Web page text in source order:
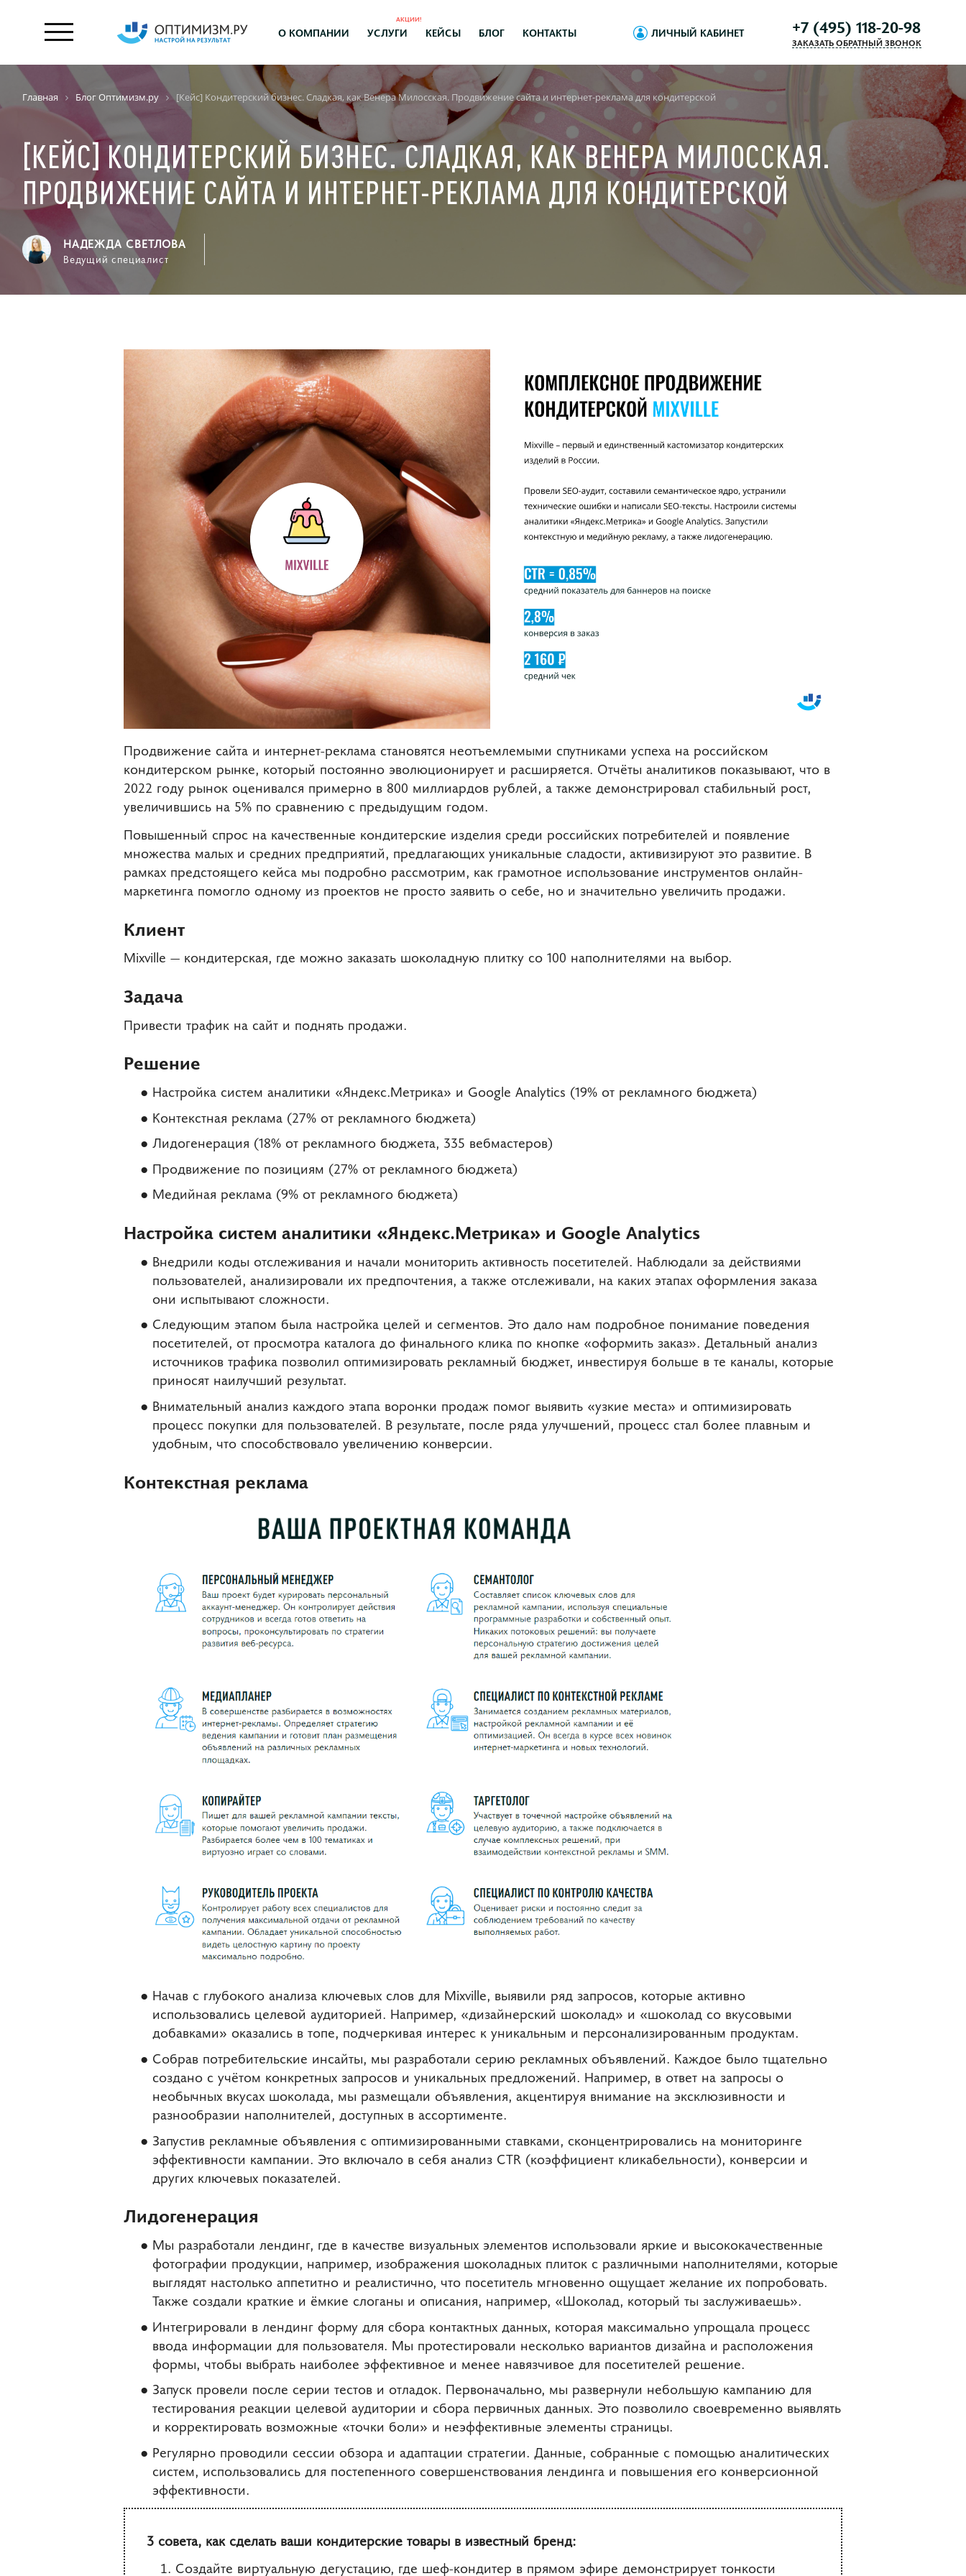
О КОМПАНИИ УСЛУГИ
АКЦИИ!
КЕЙСЫ БЛОГ КОНТАКТЫ ЛИЧНЫЙ КАБИНЕТ +7 (495) 118-20-98
ЗАКАЗАТЬ ОБРАТНЫЙ ЗВОНОК
Главная Блог Оптимизм.ру [Кейс] Кондитерский бизнес. Сладкая, как Венера Милосская. Продвижение сайта и интернет-реклама для кондитерской
[КЕЙС] КОНДИТЕРСКИЙ БИЗНЕС. СЛАДКАЯ, КАК ВЕНЕРА МИЛОССКАЯ.
ПРОДВИЖЕНИЕ САЙТА И ИНТЕРНЕТ-РЕКЛАМА ДЛЯ КОНДИТЕРСКОЙ
НАДЕЖДА СВЕТЛОВА
Ведущий специалист
Продвижение сайта и интернет-реклама становятся неотъемлемыми спутниками успеха на российском
кондитерском рынке, который постоянно эволюционирует и расширяется. Отчёты аналитиков показывают, что в
2022 году рынок оценивался примерно в 800 миллиардов рублей, а также демонстрировал стабильный рост,
увеличившись на 5% по сравнению с предыдущим годом.
Повышенный спрос на качественные кондитерские изделия среди российских потребителей и появление
множества малых и средних предприятий, предлагающих уникальные сладости, активизируют это развитие. В
рамках предстоящего кейса мы подробно рассмотрим, как грамотное использование инструментов онлайн-
маркетинга помогло одному из проектов не просто заявить о себе, но и значительно увеличить продажи.
Клиент
Mixville — кондитерская, где можно заказать шоколадную плитку со 100 наполнителями на выбор.
Задача
Привести трафик на сайт и поднять продажи.
Решение
Настройка систем аналитики «Яндекс.Метрика» и Google Analytics (19% от рекламного бюджета)
Контекстная реклама (27% от рекламного бюджета)
Лидогенерация (18% от рекламного бюджета, 335 вебмастеров)
Продвижение по позициям (27% от рекламного бюджета)
Медийная реклама (9% от рекламного бюджета)
Настройка систем аналитики «Яндекс.Метрика» и Google Analytics
Внедрили коды отслеживания и начали мониторить активность посетителей. Наблюдали за действиями
пользователей, анализировали их предпочтения, а также отслеживали, на каких этапах оформления заказа
они испытывают сложности.
Следующим этапом была настройка целей и сегментов. Это дало нам подробное понимание поведения
посетителей, от просмотра каталога до финального клика по кнопке «оформить заказ». Детальный анализ
источников трафика позволил оптимизировать рекламный бюджет, инвестируя больше в те каналы, которые
приносят наилучший результат.
Внимательный анализ каждого этапа воронки продаж помог выявить «узкие места» и оптимизировать
процесс покупки для пользователей. В результате, после ряда улучшений, процесс стал более плавным и
удобным, что способствовало увеличению конверсии.
Контекстная реклама
Начав с глубокого анализа ключевых слов для Mixville, выявили ряд запросов, которые активно
использовались целевой аудиторией. Например, «дизайнерский шоколад» и «шоколад со вкусовыми
добавками» оказались в топе, подчеркивая интерес к уникальным и персонализированным продуктам.
Собрав потребительские инсайты, мы разработали серию рекламных объявлений. Каждое было тщательно
создано с учётом конкретных запросов и уникальных предложений. Например, в ответ на запросы о
необычных вкусах шоколада, мы размещали объявления, акцентируя внимание на эксклюзивности и
разнообразии наполнителей, доступных в ассортименте.
Запустив рекламные объявления с оптимизированными ставками, сконцентрировались на мониторинге
эффективности кампании. Это включало в себя анализ CTR (коэффициент кликабельности), конверсии и
других ключевых показателей.
Лидогенерация
Мы разработали лендинг, где в качестве визуальных элементов использовали яркие и высококачественные
фотографии продукции, например, изображения шоколадных плиток с различными наполнителями, которые
выглядят настолько аппетитно и реалистично, что посетитель мгновенно ощущает желание их попробовать.
Также создали краткие и ёмкие слоганы и описания, например, «Шоколад, который ты заслуживаешь».
Интегрировали в лендинг форму для сбора контактных данных, которая максимально упрощала процесс
ввода информации для пользователя. Мы протестировали несколько вариантов дизайна и расположения
формы, чтобы выбрать наиболее эффективное и менее навязчивое для посетителей решение.
Запуск провели после серии тестов и отладок. Первоначально, мы развернули небольшую кампанию для
тестирования реакции целевой аудитории и сбора первичных данных. Это позволило своевременно выявлять
и корректировать возможные «точки боли» и неэффективные элементы страницы.
Регулярно проводили сессии обзора и адаптации стратегии. Данные, собранные с помощью аналитических
систем, использовались для постепенного совершенствования лендинга и повышения его конверсионной
эффективности.
3 совета, как сделать ваши кондитерские товары в известный бренд:
Создайте виртуальную дегустацию, где шеф-кондитер в прямом эфире демонстрирует тонкости